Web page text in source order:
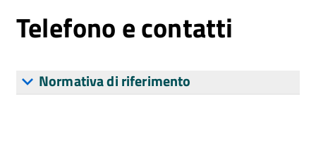
Telefono e contatti
Normativa di riferimento